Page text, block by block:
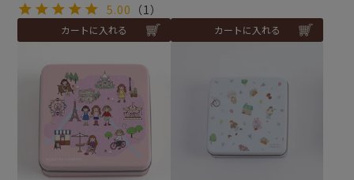
5.00 （1）
カートに入れる カートに入れる